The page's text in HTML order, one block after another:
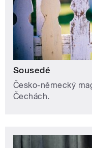
Sousedé
Česko-německý
Čechách.